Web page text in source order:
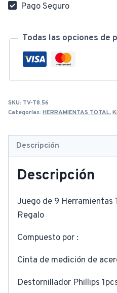
Pago Seguro
Todas las opciones de
SKU: TV-T8.56
Categorías: HERRAMIENTAS TOTAL,
Descripción
Descripción
Juego de 9 Herramientas
Regalo
Compuesto por :
Cinta de medición de
Destornillador Phillips